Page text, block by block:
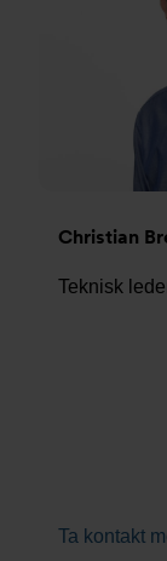
Christian
Teknisk
Ta kontakt